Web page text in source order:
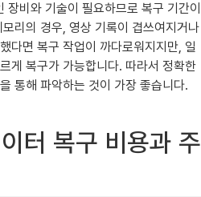
비와 기술이 필요하므로 복구 기간이
리의 경우, 영상 기록이 겹쓰여지거나
다면 복구 작업이 까다로워지지만, 일
게 복구가 가능합니다. 따라서 정확한
통해 파악하는 것이 가장 좋습니다.
터 복구 비용과 주